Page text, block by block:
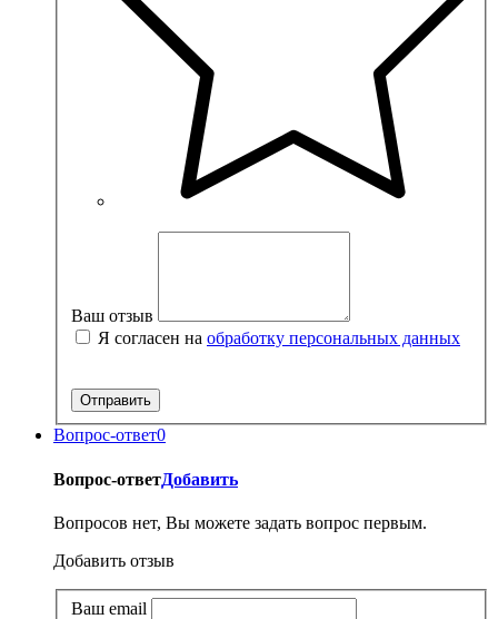
Ваш отзыв
Я согласен на обработку персональных данных
Вопрос-ответ0
Вопрос-ответДобавить
Вопросов нет, Вы можете задать вопрос первым.
Добавить отзыв
Ваш email